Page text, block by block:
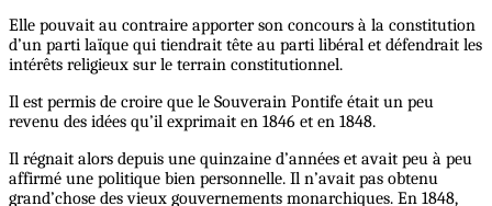
Elle pouvait au contraire apporter son concours à la constitution
d’un parti laïque qui tiendrait tête au parti libéral et défendrait les
intérêts religieux sur le terrain constitutionnel.
Il est permis de croire que le Souverain Pontife était un peu
revenu des idées qu’il exprimait en 1846 et en 1848.
Il régnait alors depuis une quinzaine d’années et avait peu à peu
affirmé une politique bien personnelle. Il n’avait pas obtenu
grand’chose des vieux gouvernements monarchiques. En 1848,